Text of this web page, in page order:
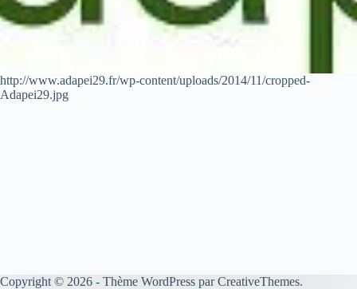
http://www.adapei29.fr/wp-content/uploads/2014/11/cropped-
Adapei29.jpg
Copyright © 2026 - Thème WordPress parCreativeThemes.